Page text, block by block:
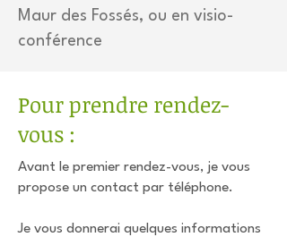
Maur des Fossés, ou en visio-
conférence
Pour prendre rendez-
vous :
Avant le premier rendez-vous, je vous
propose un contact par téléphone.
Je vous donnerai quelques informations